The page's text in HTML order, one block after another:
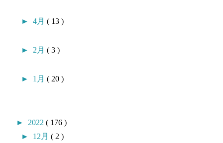
►4月( 13 )
► 2月( 3 )
► 1月( 20 )
► 2022( 176 )
► 12月( 2 )